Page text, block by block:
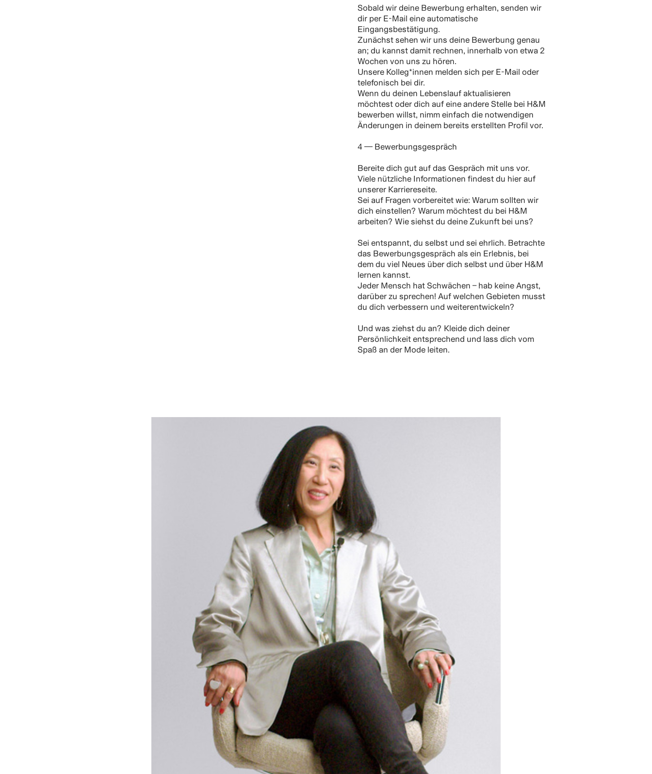
Sobald wir deine Bewerbung erhalten, senden wir
dir per E-Mail eine automatische
Eingangsbestätigung.
Zunächst sehen wir uns deine Bewerbung genau
an; du kannst damit rechnen, innerhalb von etwa 2
Wochen von uns zu hören.
Unsere Kolleg*innen melden sich per E-Mail oder
telefonisch bei dir.
Wenn du deinen Lebenslauf aktualisieren
möchtest oder dich auf eine andere Stelle bei H&M
bewerben willst, nimm einfach die notwendigen
Änderungen in deinem bereits erstellten Profil vor.
4 — Bewerbungsgespräch
Bereite dich gut auf das Gespräch mit uns vor.
Viele nützliche Informationen findest du hier auf
unserer Karriereseite.
Sei auf Fragen vorbereitet wie: Warum sollten wir
dich einstellen? Warum möchtest du bei H&M
arbeiten? Wie siehst du deine Zukunft bei uns?
Sei entspannt, du selbst und sei ehrlich. Betrachte
das Bewerbungsgespräch als ein Erlebnis, bei
dem du viel Neues über dich selbst und über H&M
lernen kannst.
Jeder Mensch hat Schwächen – hab keine Angst,
darüber zu sprechen! Auf welchen Gebieten musst
du dich verbessern und weiterentwickeln?
Und was ziehst du an? Kleide dich deiner
Persönlichkeit entsprechend und lass dich vom
Spaß an der Mode leiten.